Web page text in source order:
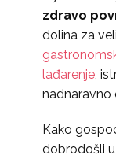
zdravo
dolina za
lađarenje,
nadnaravno
Kako
dobrodošli